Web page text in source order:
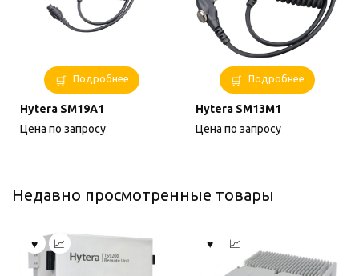
Подробнее
Hytera SM19A1
Цена по запросу
Подробнее
Hytera SM13M1
Цена по запросу
Недавно просмотренные товары